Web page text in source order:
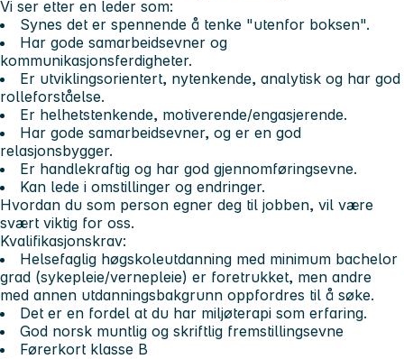
Vi ser etter en leder som:
Synes det er spennende å tenke "utenfor boksen".
Har gode samarbeidsevner og
kommunikasjonsferdigheter.
Er utviklingsorientert, nytenkende, analytisk og har god
rolleforståelse.
Er helhetstenkende, motiverende/engasjerende.
Har gode samarbeidsevner, og er en god
relasjonsbygger.
Er handlekraftig og har god gjennomføringsevne.
Kan lede i omstillinger og endringer.
Hvordan du som person egner deg til jobben, vil være
svært viktig for oss.
Kvalifikasjonskrav:
Helsefaglig høgskoleutdanning med minimum bachelor
grad (sykepleie/vernepleie) er foretrukket, men andre
med annen utdanningsbakgrunn oppfordres til å søke.
Det er en fordel at du har miljøterapi som erfaring.
God norsk muntlig og skriftlig fremstillingsevne
Førerkort klasse B